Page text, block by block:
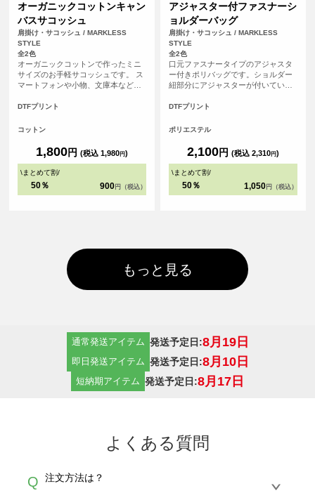
オーガニックコットンキャン
バスサコッシュ
肩掛け・サコッシュ / MARKLESS
STYLE
全2色
オーガニックコットンで作ったミニ
サイズのお手軽サコッシュです。 ス
マートフォンや小物、文庫本などち
て、ポケットのように使用できるお
元の内側にホックボタンがついてい
もありません。
DTFプリント
コットン
1,800円 (税込 1,980円)
\まとめて割/
50％ 900 円（税込）
アジャスター付ファスナーシ
ョルダーバッグ
肩掛け・サコッシュ / MARKLESS
STYLE
全2色
口元ファスナータイプのアジャスタ
ー付きポリバッグです。ショルダー
紐部分にアジャスターが付いている
用いただけます。ショルダー紐は最
ら斜め掛けまで楽しめます。口元は
しっかり閉まって安心です。使いや
すい横長タイプで、A4を横向きに余
裕をもって入れられ、中身が取り出
DTFプリント
ポリエステル
2,100円 (税込 2,310円)
\まとめて割/
50％ 1,050 円（税込）
もっと見る
通常発送アイテム 発送予定日:8月19日
即日発送アイテム 発送予定日:8月10日
短納期アイテム 発送予定日:8月17日
よくある質問
Q 注文方法は？